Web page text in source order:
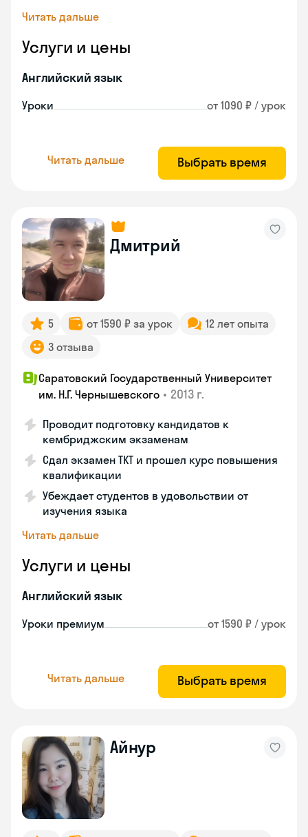
Читать дальше
Услуги и цены
Английский язык
Уроки от 1090 ₽ / урок
Читать дальше Выбрать время
Дмитрий
5 от 1590 ₽ за урок
12 лет опыта
3 отзыва
Саратовский Государственный Университет
им. Н.Г. Чернышевского • 2013 г.
Проводит подготовку кандидатов к
кембриджским экзаменам
Сдал экзамен TKT и прошел курс повышения
квалификации
Убеждает студентов в удовольствии от
изучения языка
Читать дальше
Услуги и цены
Английский язык
Уроки премиум от 1590 ₽ / урок
Читать дальше Выбрать время
Айнур